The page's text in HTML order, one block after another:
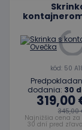
kód: 50
dodania: 30
319,00
345,00
Najnižšia cena
30 dní pred